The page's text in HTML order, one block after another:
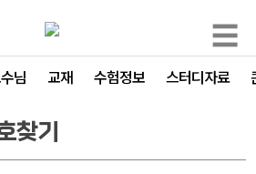
☰
님 교재 수험정보 스터디자료
찾기